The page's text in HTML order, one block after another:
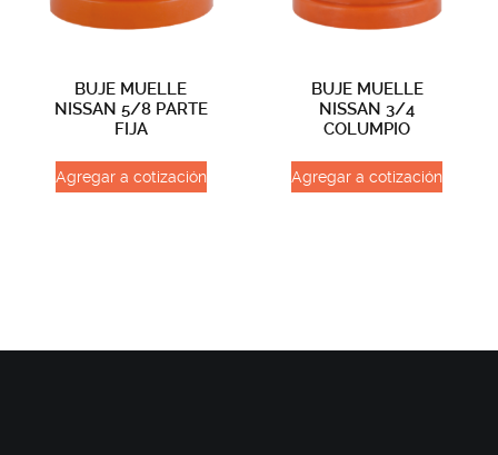
BUJE MUELLE
NISSAN 5/8 PARTE
FIJA
Agregar a cotización
BUJE MUELLE
NISSAN 3/4
COLUMPIO
Agregar a cotización